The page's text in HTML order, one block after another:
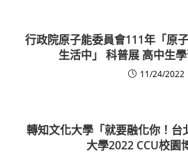
行政院原子能委員會111年「原
生活中」 科普展 高中生
11/24/2022
轉知文化大學「就要融化你！台
大學2022 CCU校園